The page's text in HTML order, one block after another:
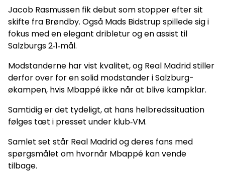
Jacob Rasmussen fik debut som stopper efter sit
skifte fra Brøndby. Også Mads Bidstrup spillede sig i
fokus med en elegant dribletur og en assist til
Salzburgs 2‑1‑mål.
Modstanderne har vist kvalitet, og Real Madrid stiller
derfor over for en solid modstander i Salzburg-
økampen, hvis Mbappé ikke når at blive kampklar.
Samtidig er det tydeligt, at hans helbredssituation
følges tæt i presset under klub‑VM.
Samlet set står Real Madrid og deres fans med
spørgsmålet om hvornår Mbappé kan vende
tilbage.